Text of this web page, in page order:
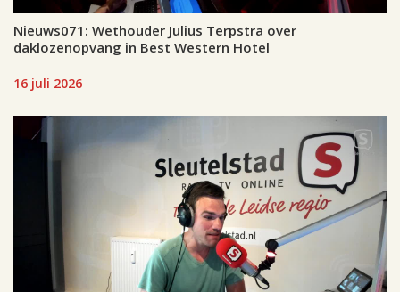
Nieuws071: Wethouder Julius Terpstra over
daklozenopvang in Best Western Hotel
16 juli 2026